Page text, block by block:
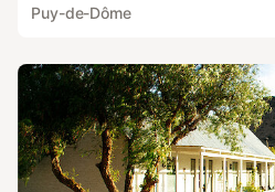
Puy-de-Dôme